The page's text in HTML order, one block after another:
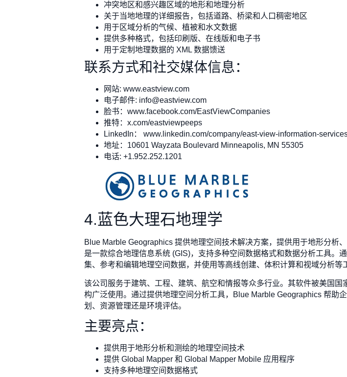
冲突地区和感兴趣区域的地形和地理分析
关于当地地理的详细报告，包括道路、桥梁和人口稠密地区
用于区域分析的气候、植被和水文数据
提供多种格式，包括印刷版、在线版和电子书
用于定制地理数据的 XML 数据馈送
联系方式和社交媒体信息：
网站: www.eastview.com
电子邮件: info@eastview.com
脸书：www.facebook.com/EastViewCompanies
推特：x.com/eastviewpeeps
LinkedIn： www.linkedin.com/company/east-view-information-
地址：10601 Wayzata Boulevard Minneapolis, MN 55305
电话: +1.952.252.1201
4.蓝色大理石地理学
Blue Marble Geographics 提供地理空间技术解决方案，提供用于地形分析
是一款综合地理信息系统 (GIS)，支持多种空间数据格式和数据分析工具。
集、参考和编辑地理空间数据，并使用等高线创建、体积计算和视域分析
该公司服务于建筑、工程、建筑、航空和情报等众多行业。其软件被美国
构广泛使用。通过提供地理空间分析工具，Blue Marble Geographics 帮助
划、资源管理还是环境评估。
主要亮点：
提供用于地形分析和测绘的地理空间技术
提供 Global Mapper 和 Global Mapper Mobile 应用程序
支持多种地理空间数据格式